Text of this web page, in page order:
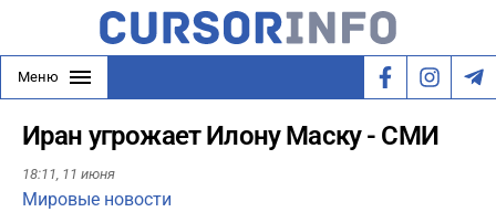
Меню
Иран угрожает Илону Маску - СМИ
18:11, 11 июня
Мировые новости